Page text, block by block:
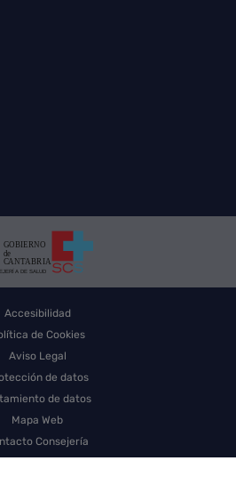
Accesibilidad
de Cookies
Aviso Legal
de datos
de datos
Mapa Web
Consejería